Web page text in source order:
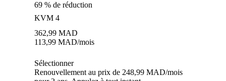
69 % de réduction
KVM 4
362,99 MAD
113,99 MAD/mois
Sélectionner
Renouvellement au prix de 248,99 MAD/mois